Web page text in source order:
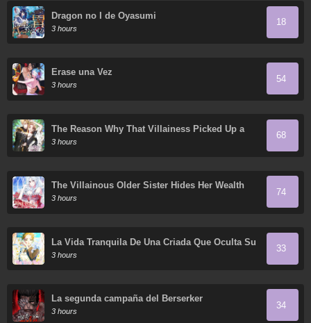
Dragon no I de Oyasumi
3 hours
18
Érase una Vez
3 hours
54
The Reason Why That Villainess Picked Up a
Sword
3 hours
68
The Villainous Older Sister Hides Her Wealth
3 hours
74
La Vida Tranquila De Una Criada Que Oculta Su
Poder Y Lo Disfruta
3 hours
33
La segunda campaña del Berserker
3 hours
34